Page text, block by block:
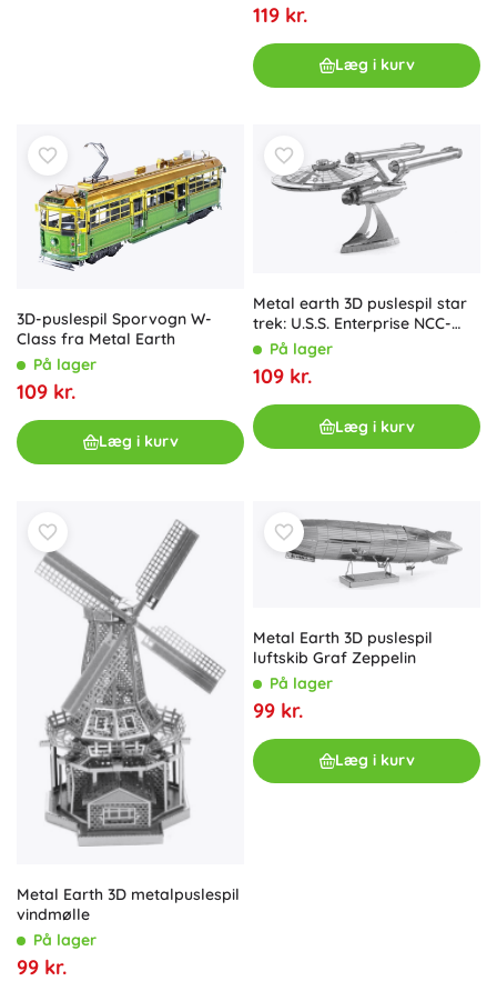
119 kr.
Læg i kurv
3D-puslespil Sporvogn W-
Class fra Metal Earth
På lager
109 kr.
Læg i kurv
Metal earth 3D puslespil star
trek: U.S.S. Enterprise NCC-
1701 metalmodel
På lager
109 kr.
Læg i kurv
Metal Earth 3D metalpuslespil
vindmølle
På lager
99 kr.
Metal Earth 3D puslespil
luftskib Graf Zeppelin
På lager
99 kr.
Læg i kurv